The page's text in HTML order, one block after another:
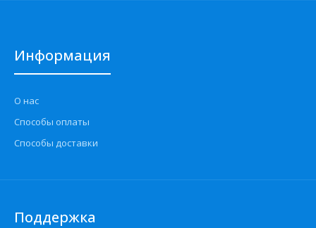
Информация
О нас
Способы оплаты
Способы доставки
Поддержка